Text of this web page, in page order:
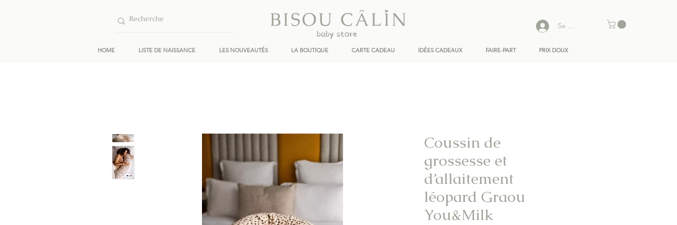
HOME LISTE DE NAISSANCE LES NOUVEAUTÉS LA BOUTIQUE CARTE CADEAU IDÉES CADEAUX FAIRE-PART PRIX DOUX
Se connecter
Coussin de
grossesse et
d’allaitement
léopard Graou
You&Milk